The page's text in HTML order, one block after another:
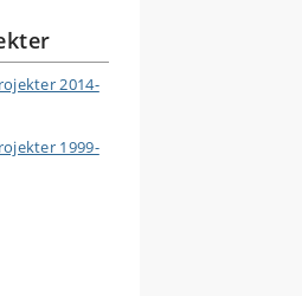
2014-
1999-